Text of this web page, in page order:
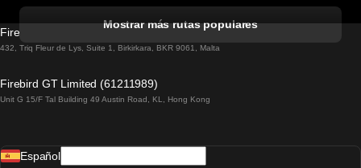
Tren De Lisboa A Lagos
Tren De Lisboa A Madrid
Mostrar más rutas populares
Firebird GT Limited (OC 1451)
432, Triq Fleur de Lys, Suite 1, Birkirkara, BKR 9061, Malta
Firebird GT Limited (61211989)
Unit G 15/F Tal Building 49 Austin Road, KL, Hong Kong
Español